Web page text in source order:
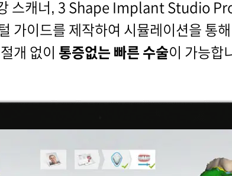
스캐너, 3 Shape Implant Studio
가이드를 제작하여 시뮬레이션을 통
개 없이 통증없는 빠른 수술이 가능합